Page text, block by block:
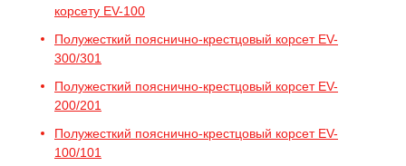
корсету EV-100
Полужесткий пояснично-крестцовый корсет EV-
300/301
Полужесткий пояснично-крестцовый корсет EV-
200/201
Полужесткий пояснично-крестцовый корсет EV-
100/101